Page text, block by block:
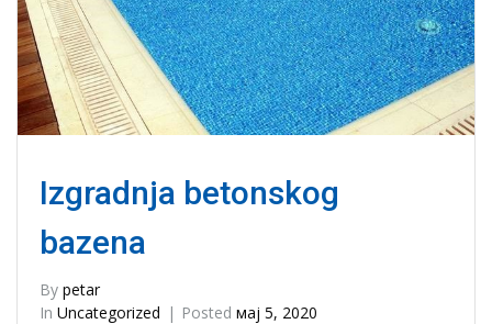
Izgradnja betonskog
bazena
By petar
In Uncategorized Posted мај 5, 2020